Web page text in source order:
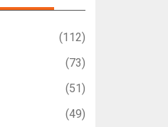
(112)
(73)
(51)
(49)